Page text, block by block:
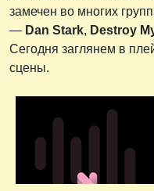
замечен во многих
— Dan Stark, Destroy
Сегодня заглянем в
сцены.